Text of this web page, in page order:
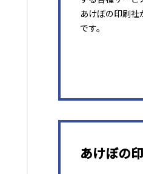
あけぼの印刷
です。
あけぼの